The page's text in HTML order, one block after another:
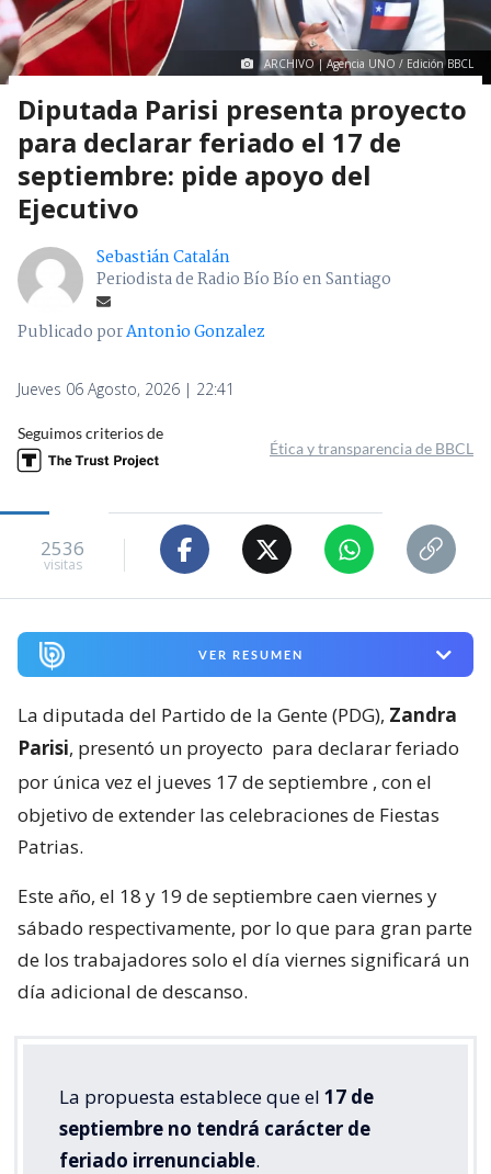
ARCHIVO | Agencia UNO / Edición BBCL
Diputada Parisi presenta proyecto
para declarar feriado el 17 de
septiembre: pide apoyo del
Ejecutivo
Sebastián Catalán
Periodista de Radio Bío Bío en Santiago
Publicado porAntonio Gonzalez
Jueves 06 Agosto, 2026 | 22:41
Seguimos criterios de
Ética y transparencia de BBCL
2536
visitas
VER RESUMEN
La diputada del Partido de la Gente (PDG), Zandra
Parisi, presentó un proyecto para declarar feriado
por única vez el jueves 17 de septiembre , con el
objetivo de extender las celebraciones de Fiestas
Patrias.
Este año, el 18 y 19 de septiembre caen viernes y
sábado respectivamente, por lo que para gran parte
de los trabajadores solo el día viernes significará un
día adicional de descanso.
La propuesta establece que el 17 de
septiembre no tendrá carácter de
feriado irrenunciable.